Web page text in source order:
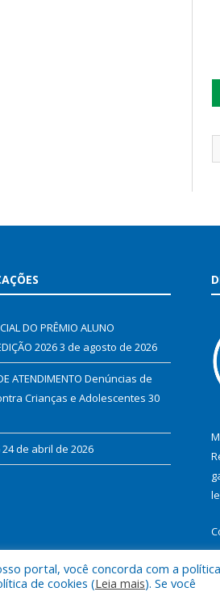
DO PRÊMIO ALUNO
20263 de agosto de 2026
ATENDIMENTO Denúncias de
Crianças e Adolescentes 30
24 de abril de 2026
portal, você concorda com a
de cookies (Leia mais). Se você